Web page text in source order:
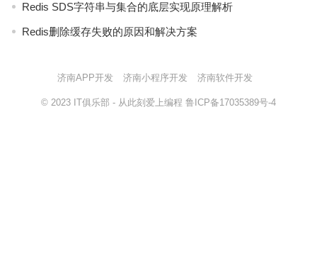
Redis SDS字符串与集合的底层实现原理解析
Redis删除缓存失败的原因和解决方案
济南APP开发 济南小程序开发 济南软件开发
© 2023 IT俱乐部 - 从此刻爱上编程 鲁ICP备17035389号-4